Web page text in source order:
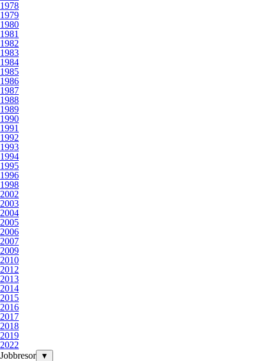
1978
1979
1980
1981
1982
1983
1984
1985
1986
1987
1988
1989
1990
1991
1992
1993
1994
1995
1996
1998
2002
2003
2004
2005
2006
2007
2009
2010
2012
2013
2014
2015
2016
2017
2018
2019
2022
Jobbresor
▼